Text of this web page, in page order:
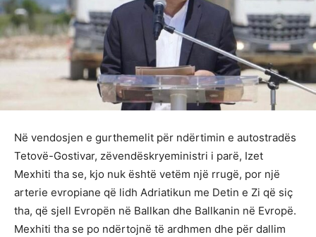
Në vendosjen e gurthemelit për ndërtimin e autostradës
Tetovë-Gostivar, zëvendëskryeministri i parë, Izet
Mexhiti tha se, kjo nuk është vetëm një rrugë, por një
arterie evropiane që lidh Adriatikun me Detin e Zi që siç
tha, që sjell Evropën në Ballkan dhe Ballkanin në Evropë.
Mexhiti tha se po ndërtojnë të ardhmen dhe për dallim